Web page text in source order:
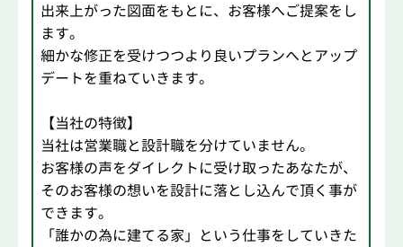
出来上がった図面をもとに、お客様へご提案をし
ます。
細かな修正を受けつつより良いプランへとアップ
デートを重ねていきます。
【当社の特徴】
当社は営業職と設計職を分けていません。
お客様の声をダイレクトに受け取ったあなたが、
そのお客様の想いを設計に落とし込んで頂く事が
できます。
「誰かの為に建てる家」という仕事をしていきた